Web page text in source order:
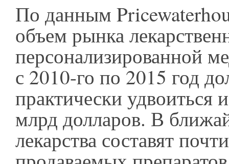
По данным
объем рынка
персонализированной
с 2010-го по 2015 год
практически удвоиться
млрд долларов. В
лекарства составят